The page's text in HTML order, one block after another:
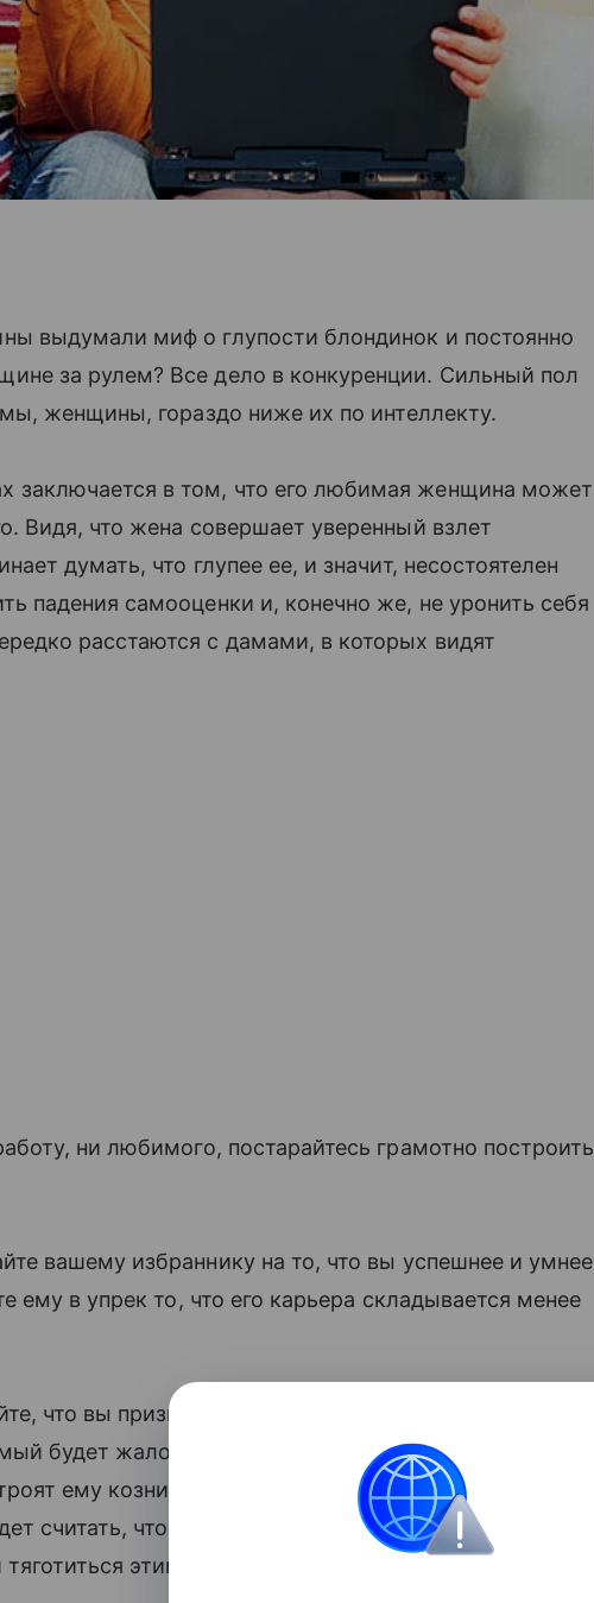
выдумали миф о глупости блондинок и постоянно
за рулем? Все дело в конкуренции. Сильный пол
женщины, гораздо ниже их по интеллекту.
заключается в том, что его любимая женщина может
Видя, что жена совершает уверенный взлет
думать, что глупее ее, и значит, несостоятелен
падения самооценки и, конечно же, не уронить себя
расстаются с дамами, в которых видят
ни любимого, постарайтесь грамотно построить
вашему избраннику на то, что вы успешнее и умнее
ему в упрек то, что его карьера складывается менее
что вы признаете его интеллектуальное лидерство.
будет жаловаться на нерадивого начальника
ему козни, сочувственно, понимающе
считать, что его «отставание» от вас — лишь
этим будет меньше.